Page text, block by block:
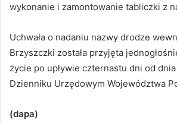
wykonanie i zamontowanie tabliczki z
Uchwała o nadaniu nazwy drodze
Brzyszczki została przyjęta
życie po upływie czternastu dni od
Dzienniku Urzędowym Województwa
(dapa)